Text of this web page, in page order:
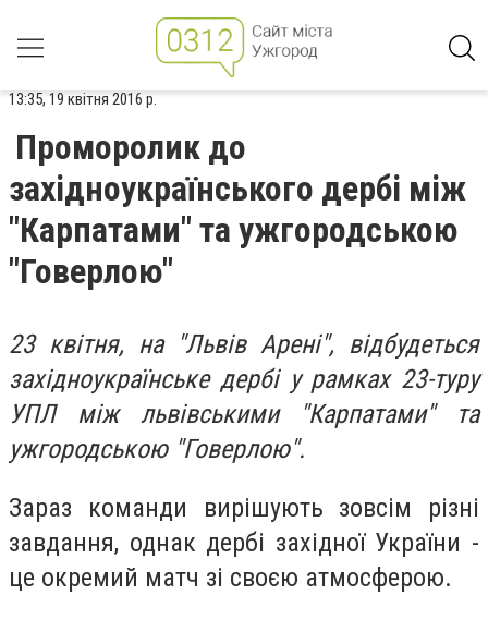
13:35, 19 квітня 2016 р.
Проморолик до
західноукраїнського дербі між
"Карпатами" та ужгородською
"Говерлою"
23 квітня, на "Львів Арені", відбудеться
західноукраїнське дербі у рамках 23-туру
УПЛ між львівськими "Карпатами" та
ужгородською "Говерлою".
Зараз команди вирішують зовсім різні
завдання, однак дербі західної України -
це окремий матч зі своєю атмосферою.